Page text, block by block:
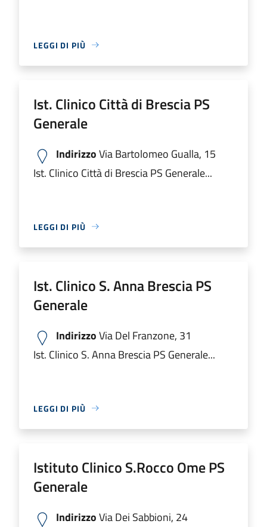
LEGGI DI PIÙ
Ist. Clinico Città di Brescia PS
Generale
IndirizzoVia Bartolomeo Gualla, 15
Ist. Clinico Città di Brescia PS Generale...
LEGGI DI PIÙ
Ist. Clinico S. Anna Brescia PS
Generale
IndirizzoVia Del Franzone, 31
Ist. Clinico S. Anna Brescia PS Generale...
LEGGI DI PIÙ
Istituto Clinico S.Rocco Ome PS
Generale
IndirizzoVia Dei Sabbioni, 24